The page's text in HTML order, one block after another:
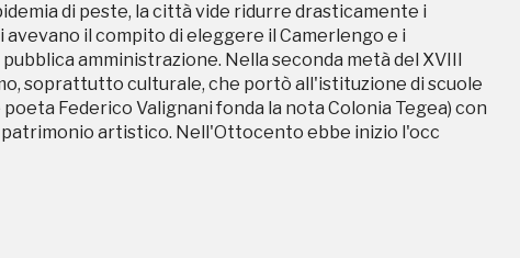
di peste, la città vide ridurre drasticamente i
il compito di eleggere il Camerlengo e i
amministrazione. Nella seconda metà del XVIII
soprattutto culturale, che portò all'istituzione di scuole
Federico Valignani fonda la nota Colonia Tegea) con
artistico. Nell'Ottocento ebbe inizio l'occ